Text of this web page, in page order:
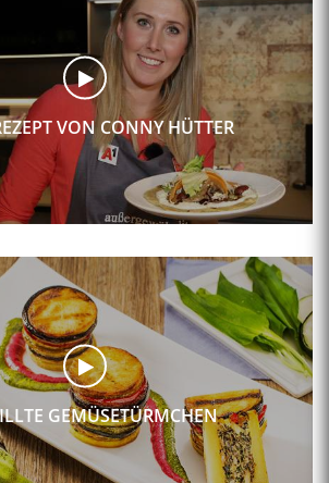
VON CONNY HÜTTER
GEMÜSETÜRMCHEN